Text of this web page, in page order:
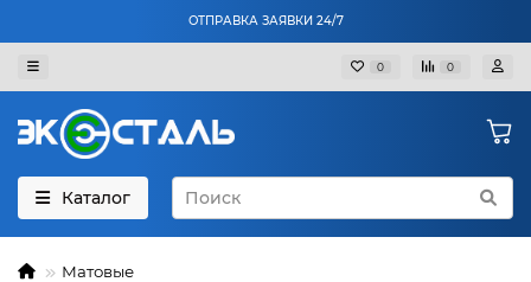
ОТПРАВКА ЗАЯВКИ 24/7
0 0
Каталог
Матовые